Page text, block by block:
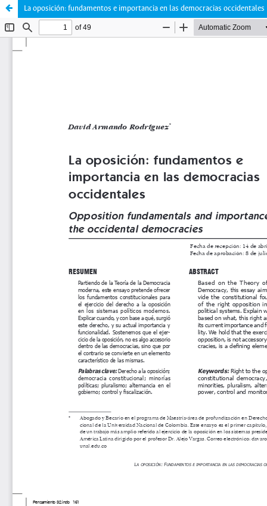
La oposición: fundamentos e importancia en las democracias occidentales